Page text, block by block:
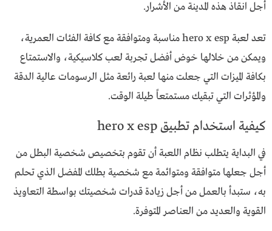
أجل انقاذ هذه المدينة من الأشرار.
تعد لعبة hero x esp مناسبة ومتوافقة مع كافة الفئات العمرية،
ويمكن من خلالها خوض أفضل تجربة لعب كلاسيكية، والاستمتاع
بكافة الميزات التي جعلت منها لعبة رائعة مثل الرسومات عالية الدقة
والمؤثرات التي تبقيك مستمتعاً طيلة الوقت.
كيفية استخدام تطبيق hero x esp
في البداية يتطلب نظام اللعبة أن تقوم بتخصيص شخصية البطل من
أجل جعلها متوافقة ومتوائمة مع شخصية بطلك المفضل الذي تحلم
به، ستبدأ بالعمل من أجل زيادة قدرات شخصيتك بواسطة التعاويذ
القوية والعديد من العناصر المتوفرة.